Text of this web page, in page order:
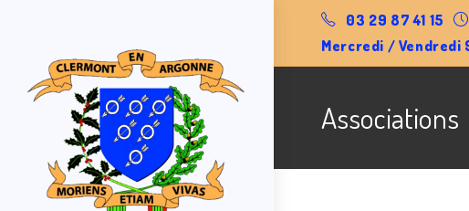
03 29 87 41 15
Mercredi / Vendredi
Associations